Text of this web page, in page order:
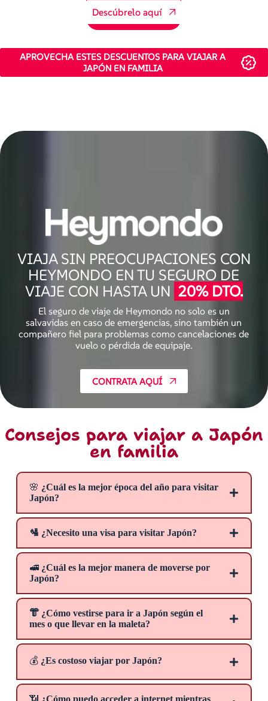
Descúbrelo aquí
APROVECHA ESTES DESCUENTOS PARA VIAJAR A
JAPÓN EN FAMILIA
VIAJA SIN PREOCUPACIONES CON
HEYMONDO EN TU SEGURO DE
VIAJE CON HASTA UN 20% DTO.
El seguro de viaje de Heymondo no solo es un
salvavidas en caso de emergencias, sino también un
compañero fiel para problemas como cancelaciones de
vuelo o pérdida de equipaje.
CONTRATA AQUÍ
Consejos para viajar a Japón
en familia
🌸 ¿Cuál es la mejor época del año para visitar
Japón?
Descubre qué época del año es perfecta para tu visita
🛂 ¿Necesito una visa para visitar Japón?
¿Quieres saber si necesitas una visa y cómo
obtenerla?
🚅 ¿Cuál es la mejor manera de moverse por
Japón?
Pass
pases regionales japoneses.
👘 ¿Cómo vestirse para ir a Japón según el
mes o que llevar en la maleta?
💰 ¿Es costoso viajar por Japón?